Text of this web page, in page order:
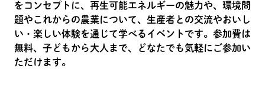
をコンセプトに、再生可能エネルギーの魅力や、環境問
題やこれからの農業について、生産者との交流やおいし
い・楽しい体験を通じて学べるイベントです。参加費は
無料、子どもから大人まで、どなたでも気軽にご参加い
ただけます。